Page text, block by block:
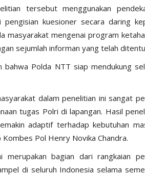
tersebut menggunakan
pengisian kuesioner secara daring
masyarakat mengenai program
sejumlah informan yang telah
bahwa Polda NTT siap mendukung
dalam penelitian ini sangat
tugas Polri di lapangan. Hasil
adaptif terhadap kebutuhan
Pol Henry Novika Chandra.
bagian dari rangkaian
di seluruh Indonesia selama